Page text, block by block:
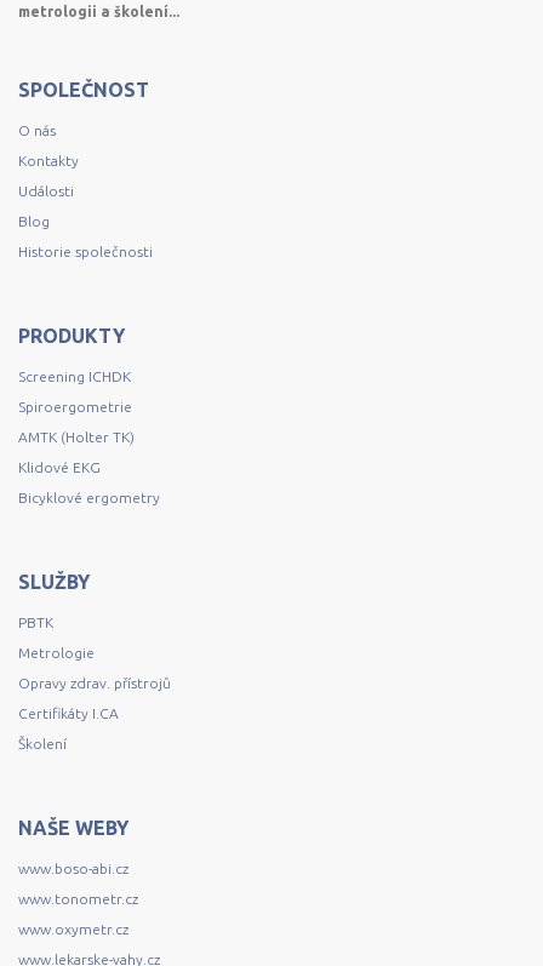
metrologii a školení...
SPOLEČNOST
O nás
Kontakty
Události
Blog
Historie společnosti
PRODUKTY
Screening ICHDK
Spiroergometrie
AMTK (Holter TK)
Klidové EKG
Bicyklové ergometry
SLUŽBY
PBTK
Metrologie
Opravy zdrav. přístrojů
Certifikáty I.CA
Školení
NAŠE WEBY
www.boso-abi.cz
www.tonometr.cz
www.oxymetr.cz
www.lekarske-vahy.cz